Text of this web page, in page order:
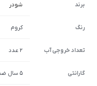
برند شودر
رنگ کروم
تعداد خروجی آب 2 عدد
گارانتی 5 سال ضمانت شودر